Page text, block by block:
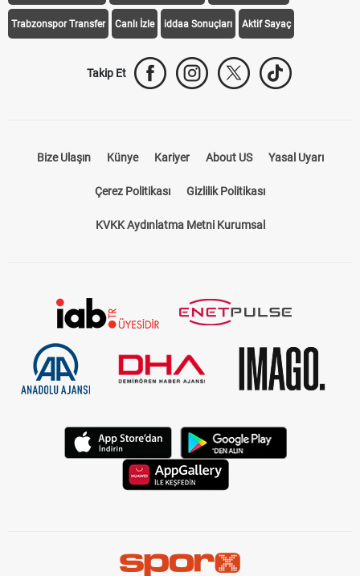
Trabzonspor Transfer Canlı İzle iddaa Sonuçları Aktif Sayaç
Takip Et
Bize Ulaşın Künye Kariyer About US Yasal Uyarı
Çerez Politikası Gizlilik Politikası
KVKK Aydınlatma Metni Kurumsal